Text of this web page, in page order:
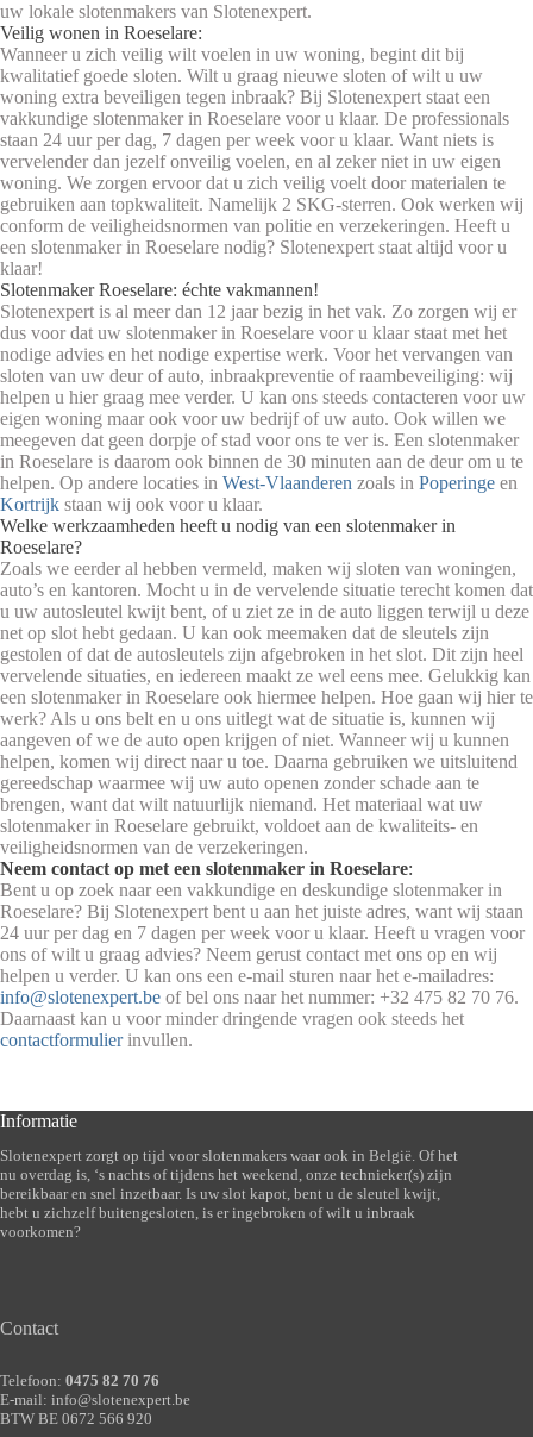
uw lokale slotenmakers van Slotenexpert.
Veilig wonen in Roeselare:
Wanneer u zich veilig wilt voelen in uw woning, begint dit bij
kwalitatief goede sloten. Wilt u graag nieuwe sloten of wilt u uw
woning extra beveiligen tegen inbraak? Bij Slotenexpert staat een
vakkundige slotenmaker in Roeselare voor u klaar. De professionals
staan 24 uur per dag, 7 dagen per week voor u klaar. Want niets is
vervelender dan jezelf onveilig voelen, en al zeker niet in uw eigen
woning. We zorgen ervoor dat u zich veilig voelt door materialen te
gebruiken aan topkwaliteit. Namelijk 2 SKG-sterren. Ook werken wij
conform de veiligheidsnormen van politie en verzekeringen. Heeft u
een slotenmaker in Roeselare nodig? Slotenexpert staat altijd voor u
klaar!
Slotenmaker Roeselare: échte vakmannen!
Slotenexpert is al meer dan 12 jaar bezig in het vak. Zo zorgen wij er
dus voor dat uw slotenmaker in Roeselare voor u klaar staat met het
nodige advies en het nodige expertise werk. Voor het vervangen van
sloten van uw deur of auto, inbraakpreventie of raambeveiliging: wij
helpen u hier graag mee verder. U kan ons steeds contacteren voor uw
eigen woning maar ook voor uw bedrijf of uw auto. Ook willen we
meegeven dat geen dorpje of stad voor ons te ver is. Een slotenmaker
in Roeselare is daarom ook binnen de 30 minuten aan de deur om u te
helpen. Op andere locaties in West-Vlaanderen zoals in Poperinge en
Kortrijk staan wij ook voor u klaar.
Welke werkzaamheden heeft u nodig van een slotenmaker in
Roeselare?
Zoals we eerder al hebben vermeld, maken wij sloten van woningen,
auto’s en kantoren. Mocht u in de vervelende situatie terecht komen dat
u uw autosleutel kwijt bent, of u ziet ze in de auto liggen terwijl u deze
net op slot hebt gedaan. U kan ook meemaken dat de sleutels zijn
gestolen of dat de autosleutels zijn afgebroken in het slot. Dit zijn heel
vervelende situaties, en iedereen maakt ze wel eens mee. Gelukkig kan
een slotenmaker in Roeselare ook hiermee helpen. Hoe gaan wij hier te
werk? Als u ons belt en u ons uitlegt wat de situatie is, kunnen wij
aangeven of we de auto open krijgen of niet. Wanneer wij u kunnen
helpen, komen wij direct naar u toe. Daarna gebruiken we uitsluitend
gereedschap waarmee wij uw auto openen zonder schade aan te
brengen, want dat wilt natuurlijk niemand. Het materiaal wat uw
slotenmaker in Roeselare gebruikt, voldoet aan de kwaliteits- en
veiligheidsnormen van de verzekeringen.
Neem contact op met een slotenmaker in Roeselare:
Bent u op zoek naar een vakkundige en deskundige slotenmaker in
Roeselare? Bij Slotenexpert bent u aan het juiste adres, want wij staan
24 uur per dag en 7 dagen per week voor u klaar. Heeft u vragen voor
ons of wilt u graag advies? Neem gerust contact met ons op en wij
helpen u verder. U kan ons een e-mail sturen naar het e-mailadres:
info@slotenexpert.be of bel ons naar het nummer: +32 475 82 70 76.
Daarnaast kan u voor minder dringende vragen ook steeds het
contactformulierinvullen.
Informatie
Slotenexpert zorgt op tijd voor slotenmakers waar ook in België. Of het
nu overdag is, ‘s nachts of tijdens het weekend, onze technieker(s) zijn
bereikbaar en snel inzetbaar. Is uw slot kapot, bent u de sleutel kwijt,
hebt u zichzelf buitengesloten, is er ingebroken of wilt u inbraak
voorkomen?
Contact
Telefoon: 0475 82 70 76
E-mail: info@slotenexpert.be
BTW BE 0672 566 920